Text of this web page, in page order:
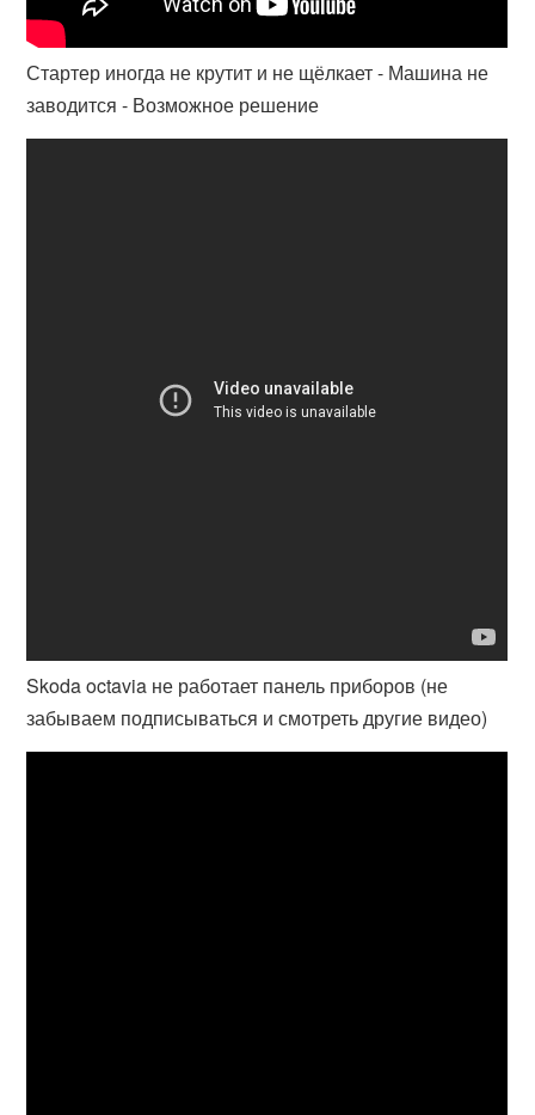
Стартер иногда не крутит и не щёлкает - Машина не
заводится - Возможное решение
Skoda octavia не работает панель приборов (не
забываем подписываться и смотреть другие видео)